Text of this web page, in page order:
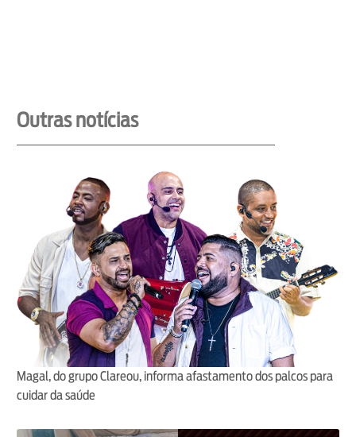
Outras notícias
Magal, do grupo Clareou, informa afastamento dos palcos para
cuidar da saúde